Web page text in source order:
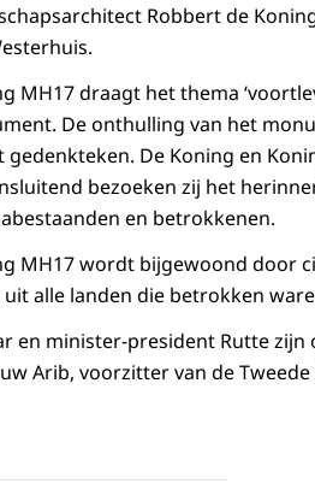
Robbert de
MH17 draagt het thema
De onthulling van het
gedenkteken. De Koning en
bezoeken zij het
en betrokkenen.
MH17 wordt bijgewoond door
alle landen die betrokken
en minister-president Rutte
Arib, voorzitter van de